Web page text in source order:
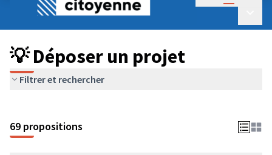
Budget Participatif ADULTE 2024
💡 Déposer un projet
💡 Déposer un projet
Filtrer et rechercher
69 propositions